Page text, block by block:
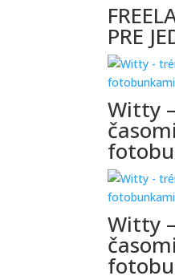
PRE
Witty
Witty